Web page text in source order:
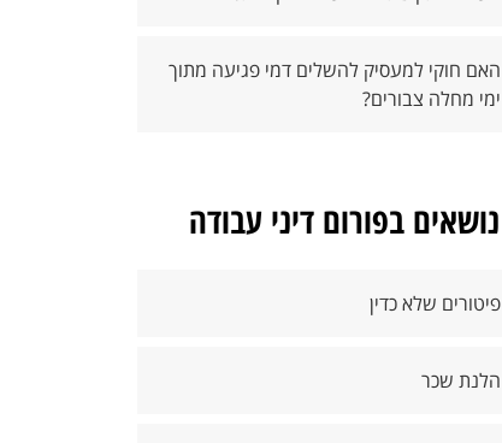
האם חוקי למעסיק להשלים דמי פגיעה מתוך
ימי מחלה צבורים?
נושאים בפורום דיני עבודה
פיטורים שלא כדין
הלנת שכר